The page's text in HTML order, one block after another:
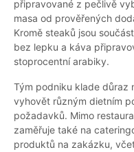
připravované z pečlivě
masa od prověřených
Kromě steaků jsou
bez lepku a káva
stoprocentní arabiky.
Tým podniku klade důraz
vyhovět různým dietním
požadavků. Mimo
zaměřuje také na
produktů na zakázku,